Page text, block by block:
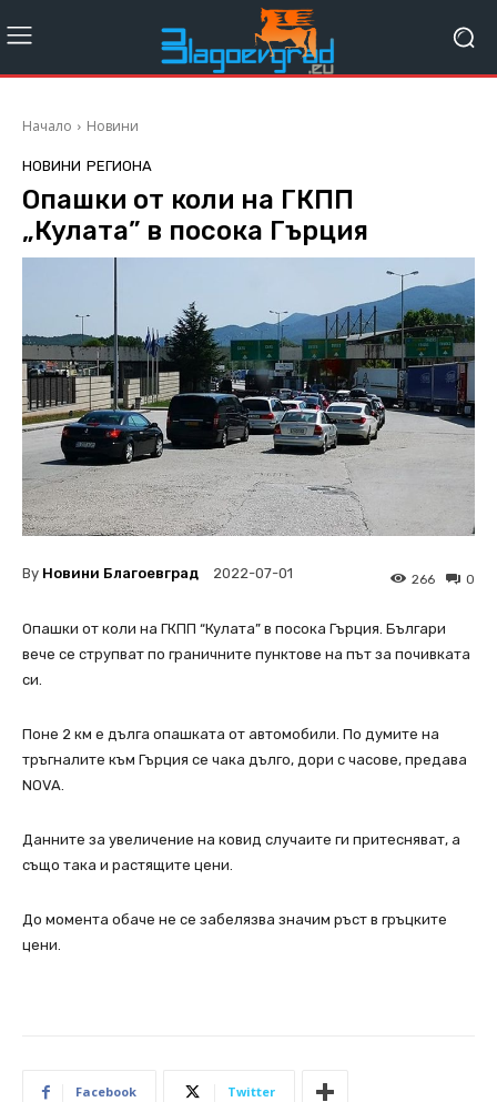
Начало Новини
НОВИНИ РЕГИОНА
Опашки от коли на ГКПП
„Кулата” в посока Гърция
By Новини Благоевград 2022-07-01 0
266
Опашки от коли на ГКПП “Кулата” в посока Гърция. Българи
вече се струпват по граничните пунктове на път за почивката
си.
Поне 2 км е дълга опашката от автомобили. По думите на
тръгналите към Гърция се чака дълго, дори с часове, предава
NOVA.
Данните за увеличение на ковид случаите ги притесняват, а
също така и растящите цени.
До момента обаче не се забелязва значим ръст в гръцките
цени.
Facebook Twitter